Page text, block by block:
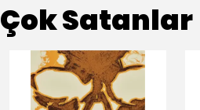
Çok Satanlar